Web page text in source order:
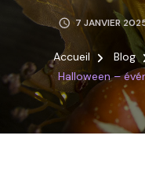
7 JANVIER
Accueil Blog
Halloween –